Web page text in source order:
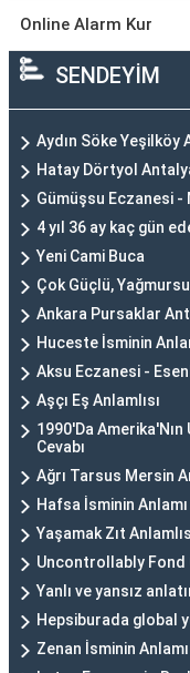
Online Alarm Kur
SENDEYİM
Aydın Söke Yeşilköy
Hatay Dörtyol
Gümüşsu Eczanesi -
4 yıl 36 ay kaç gün
Yeni Cami Buca
Çok Güçlü,
Ankara Pursaklar
Huceste İsminin
Aksu Eczanesi -
Aşçı Eş Anlamlısı
1990'Da
Cevabı
Ağrı Tarsus Mersin
Hafsa İsminin
Yaşamak Zıt
Uncontrollably Fond
Yanlı ve yansız
Hepsiburada global
Zenan İsminin